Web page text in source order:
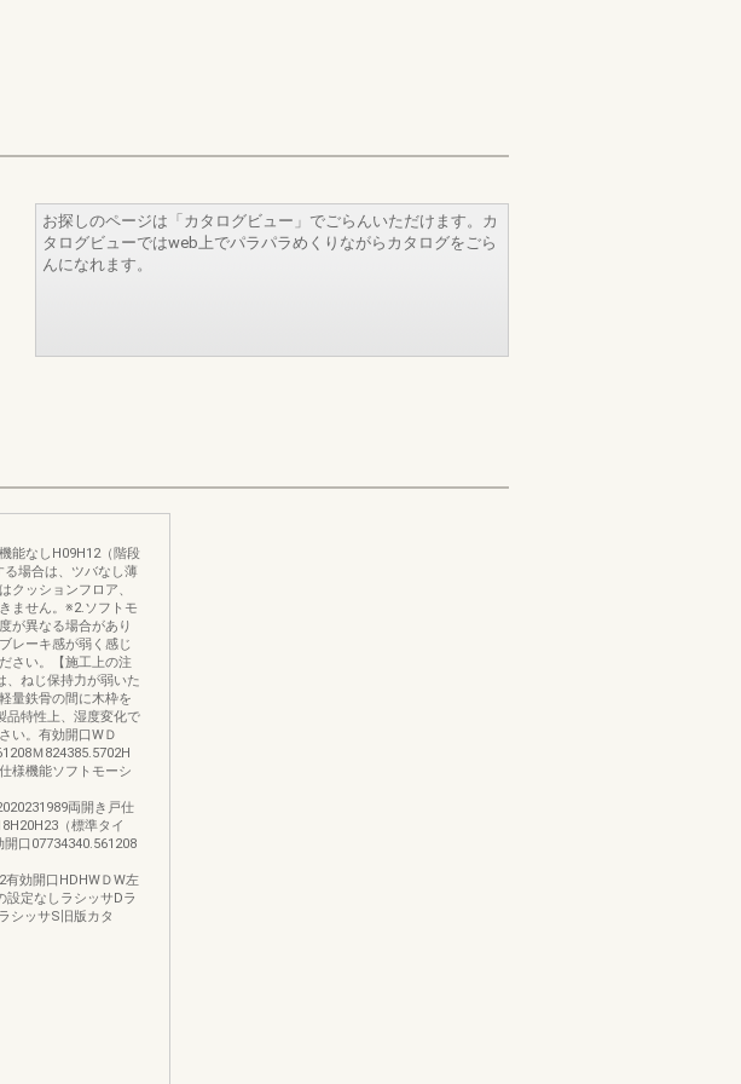
お探しのページは「カタログビュー」でごらんいただけます。カ
タログビューではweb上でパラパラめくりながらカタログをごら
んになれます。
能なしH09H12（階段
場合は、ツバなし薄
ッションフロア、
ません。※2.ソフトモ
が異なる場合があり
ーキ感が弱く感じ
さい。【施工上の注
、ねじ保持力が弱いた
量鉄骨の間に木枠を
品特性上、湿度変化で
い。有効開口WＤ
Ｍ824385.5702H
様機能ソフトモーシ
両開き戸仕
（標準タイ
口07734340.561208
有効開口HDHWＤW左
定なしラシッサDラ
シッサS旧版カタ